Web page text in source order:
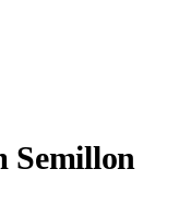
Semillon